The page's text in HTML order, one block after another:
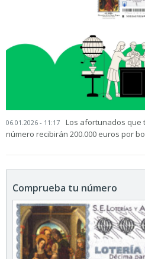
06.01.2026 - 11:17
Los afortunados que
número recibirán 200.000 euros por
Comprueba tu número